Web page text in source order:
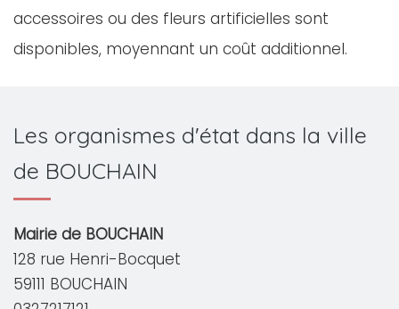
accessoires ou des fleurs artificielles sont
disponibles, moyennant un coût additionnel.
Les organismes d'état dans la ville
de BOUCHAIN
Mairie de BOUCHAIN
128 rue Henri-Bocquet
59111 BOUCHAIN